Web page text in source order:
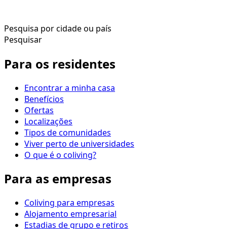
Pesquisa por cidade ou país
Pesquisar
Para os residentes
Encontrar a minha casa
Benefícios
Ofertas
Localizações
Tipos de comunidades
Viver perto de universidades
O que é o coliving?
Para as empresas
Coliving para empresas
Alojamento empresarial
Estadias de grupo e retiros